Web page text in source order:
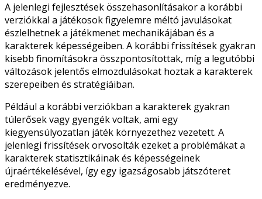
A jelenlegi fejlesztések összehasonlításakor a korábbi
verziókkal a játékosok figyelemre méltó javulásokat
észlelhetnek a játékmenet mechanikájában és a
karakterek képességeiben. A korábbi frissítések gyakran
kisebb finomításokra összpontosítottak, míg a legutóbbi
változások jelentős elmozdulásokat hoztak a karakterek
szerepeiben és stratégiáiban.
Például a korábbi verziókban a karakterek gyakran
túlerősek vagy gyengék voltak, ami egy
kiegyensúlyozatlan játék környezethez vezetett. A
jelenlegi frissítések orvosolták ezeket a problémákat a
karakterek statisztikáinak és képességeinek
újraértékelésével, így egy igazságosabb játszóteret
eredményezve.